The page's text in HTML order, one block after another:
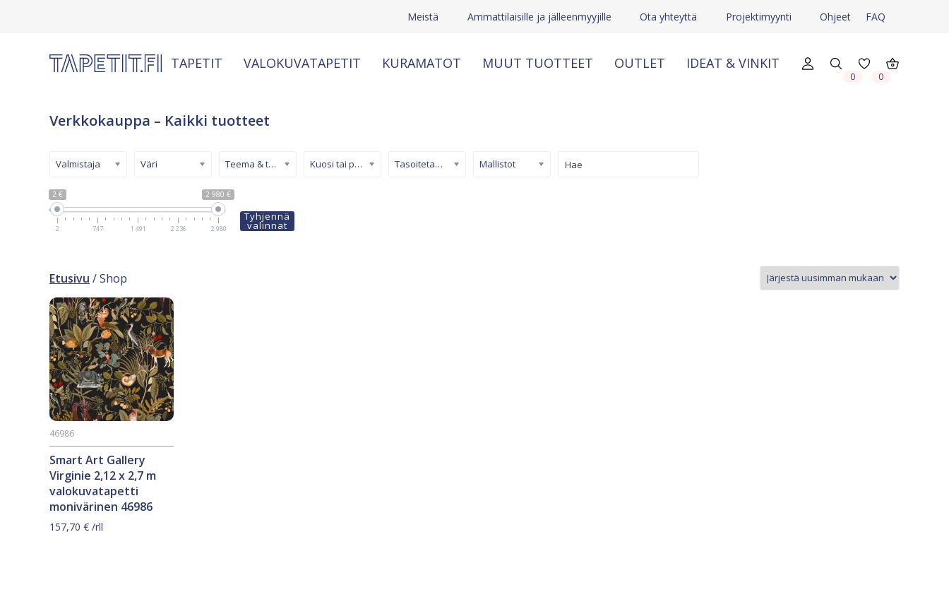
Meistä Ammattilaisille ja jälleenmyyjille Ota yhteyttä Projektimyynti Ohjeet FAQ
TAPETIT VALOKUVATAPETIT KURAMATOT MUUT TUOTTEET OUTLET IDEAT & VINKIT
0 0
Verkkokauppa – Kaikki tuotteet
2 € 2 980 €
2 747 1 491 2 236 2 980
Valmistaja Väri Teema & tyyli Kuosi tai pinta Tasoitetapetti Mallistot
Tyhjennä
valinnat
Etusivu / Shop
Smart Art Gallery
Virginie 2,12 x 2,7 m
valokuvatapetti
monivärinen 46986
46986
157,70 € /rll